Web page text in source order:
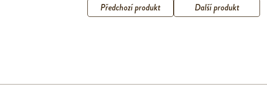
Předchozí produkt Další produkt